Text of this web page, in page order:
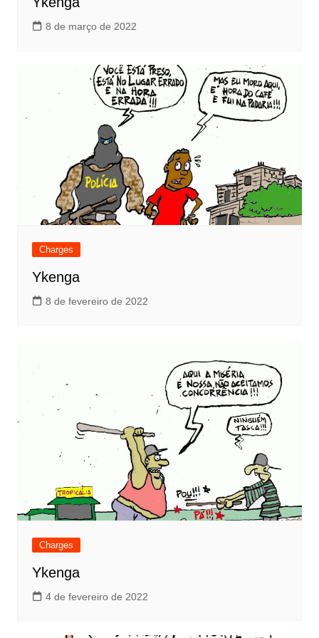
8 de março de 2022
Charges
Ykenga
8 de fevereiro de 2022
Charges
Ykenga
4 de fevereiro de 2022